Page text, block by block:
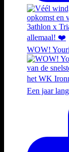
WOW!
Een jaar